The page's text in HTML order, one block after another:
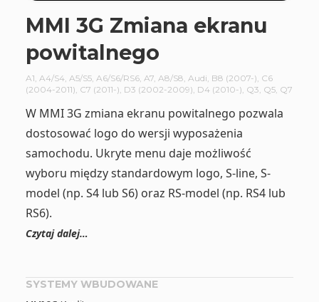
MMI 3G Zmiana ekranu
powitalnego
A1 A4/S4, A5/S5, A6/S6/RS6, A7, A8/S8 Audi B8 (2007-) C6
(2004-2011) C7 (2011-) D3 (2002-2009) D4 (2010-) Q3 Q5, Q7
W MMI 3G zmiana ekranu powitalnego pozwala
dostosować logo do wersji wyposażenia
samochodu. Ukryte menu daje możliwość
wyboru między standardowym logo, S-line, S-
model (np. S4 lub S6) oraz RS-model (np. RS4 lub
RS6).
Czytaj dalej…
SYSTEMY WBUDOWANE